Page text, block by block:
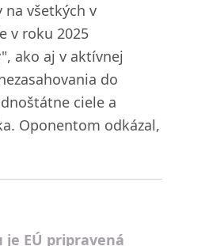
všetkých v
v roku 2025
ako aj v aktívnej
do
ciele a
Oponentom odkázal,
EÚ pripravená